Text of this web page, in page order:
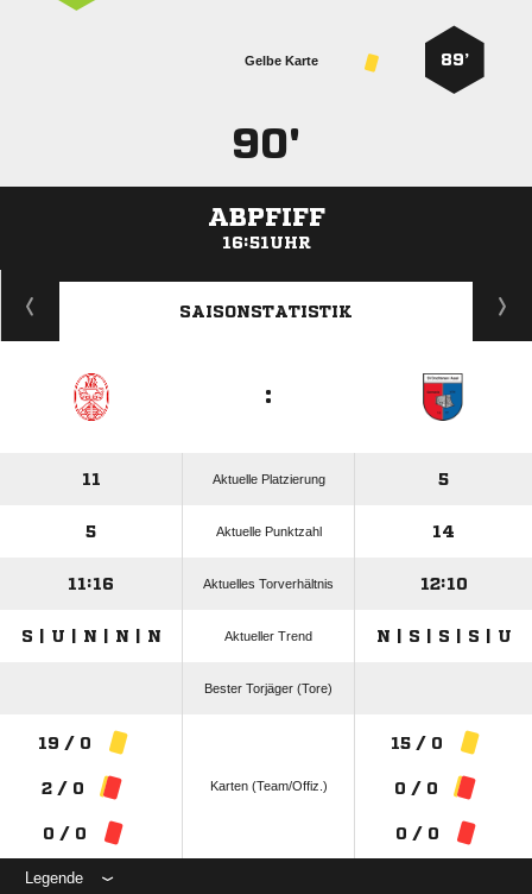
89’
Gelbe Karte
90'
ABPFIFF
16:51UHR
ANZEIGE
SAISONSTATISTIK
:
11 Aktuelle Platzierung 5
5 Aktuelle Punktzahl 14
11:16 Aktuelles Torverhältnis 12:10
S | U | N | N | N Aktueller Trend N | S | S | S | U
Bester Torjäger (Tore)
19 / 0
2 / 0
0 / 0
Karten (Team/Offiz.)
15 / 0
0 / 0
0 / 0
Legende